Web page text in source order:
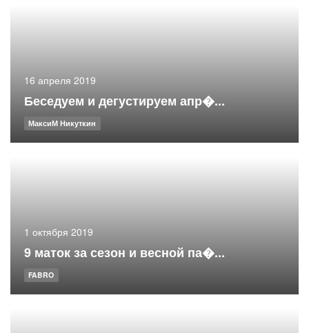
16 апреля 2019
Беседуем и дегустируем апр�...
МаксиМ Никуткин
1 октября 2019
9 маток за сезон и весной па�...
FABRO